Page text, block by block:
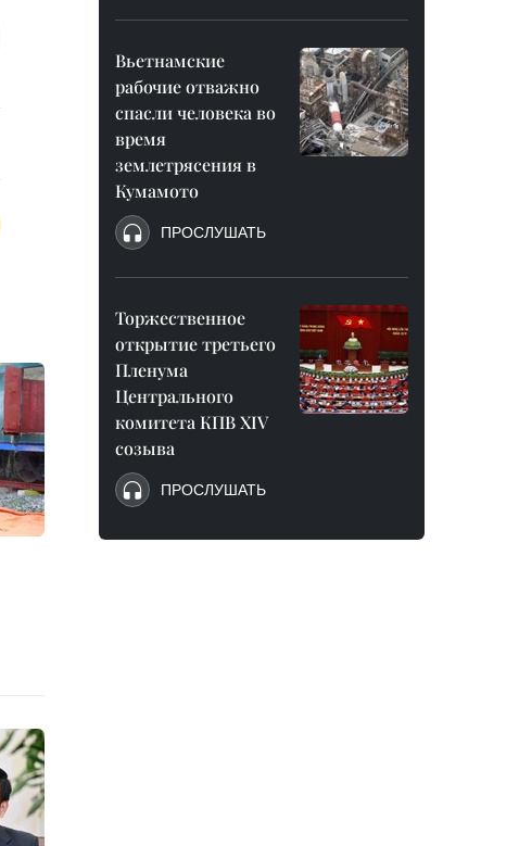
Вьетнамские
рабочие отважно
спасли человека во
время
землетрясения в
Кумамото
ПРОСЛУШАТЬ
Торжественное
открытие третьего
Пленума
Центрального
комитета КПВ XIV
созыва
ПРОСЛУШАТЬ